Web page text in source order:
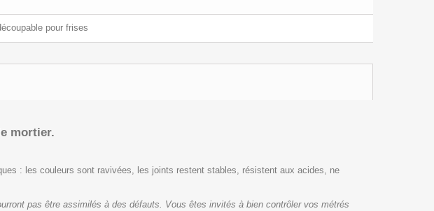
pour frises
mortier.
: les couleurs sont ravivées, les joints restent stables, résistent aux acides, ne
pas être assimilés à des défauts. Vous êtes invités à bien contrôler vos métrés